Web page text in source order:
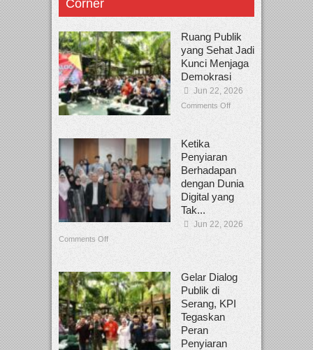
Corner
Ruang Publik
yang Sehat Jadi
Kunci Menjaga
Demokrasi
Jun 22, 2026
Comments Off
Ketika
Penyiaran
Berhadapan
dengan Dunia
Digital yang
Tak...
Jun 22, 2026
Comments Off
Gelar Dialog
Publik di
Serang, KPI
Tegaskan
Peran
Penyiaran